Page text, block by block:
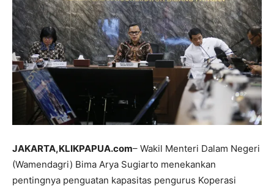
JAKARTA,KLIKPAPUA.com– Wakil Menteri Dalam Negeri
(Wamendagri) Bima Arya Sugiarto menekankan
pentingnya penguatan kapasitas pengurus Koperasi